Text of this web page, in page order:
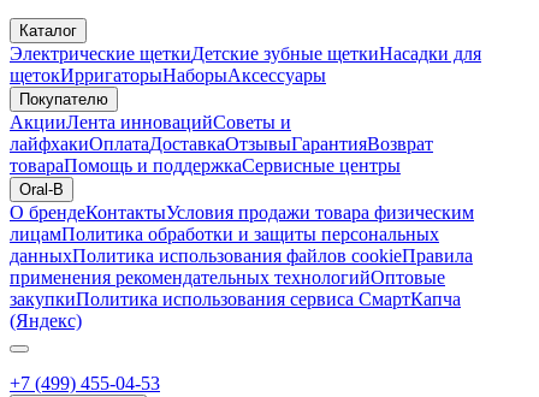
Каталог
Электрические щеткиДетские зубные щеткиНасадки для
щетокИрригаторыНаборыАксессуары
Покупателю
АкцииЛента инновацийСоветы и
лайфхакиОплатаДоставкаОтзывыГарантияВозврат
товараПомощь и поддержкаСервисные центры
Oral-B
О брендеКонтактыУсловия продажи товара физическим
лицамПолитика обработки и защиты персональных
данныхПолитика использования файлов cookieПравила
применения рекомендательных технологийОптовые
закупкиПолитика использования сервиса СмартКапча
(Яндекс)
+7 (499) 455-04-53